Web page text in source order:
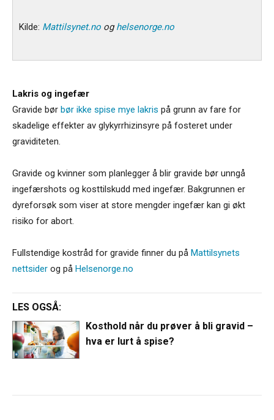
Kilde: Mattilsynet.no oghelsenorge.no
Lakris og ingefær
Gravide bør bør ikke spise mye lakris på grunn av fare for
skadelige effekter av glykyrrhizinsyre på fosteret under
graviditeten.
Gravide og kvinner som planlegger å blir gravide bør unngå
ingefærshots og kosttilskudd med ingefær. Bakgrunnen er
dyreforsøk som viser at store mengder ingefær kan gi økt
risiko for abort.
Fullstendige kostråd for gravide finner du på Mattilsynets
nettsider og på Helsenorge.no
LES OGSÅ:
Kosthold når du prøver å bli gravid –
hva er lurt å spise?